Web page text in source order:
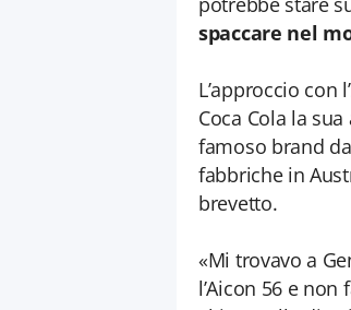
spaccare nel
L’approccio con
Coca Cola la
famoso brand
fabbriche in
brevetto.
«Mi trovavo a
l’Aicon 56 e